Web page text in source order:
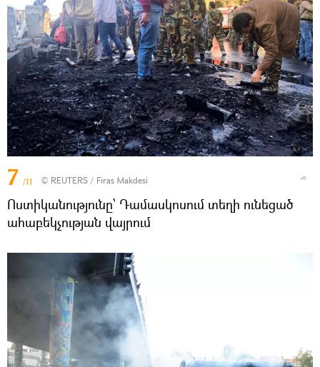
7 /11 © REUTERS / Firas Makdesi
Ոստիկանությունը՝ Դամասկոսում տեղի ունեցած
ահաբեկչության վայրում